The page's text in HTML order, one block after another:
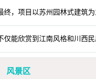
终，项目以苏州园林式建筑
仅能欣赏到江南风格和川西
风景区